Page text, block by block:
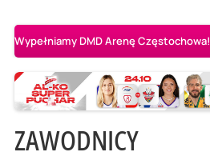
Wypełniamy DMD Arenę
ZAWODNICY